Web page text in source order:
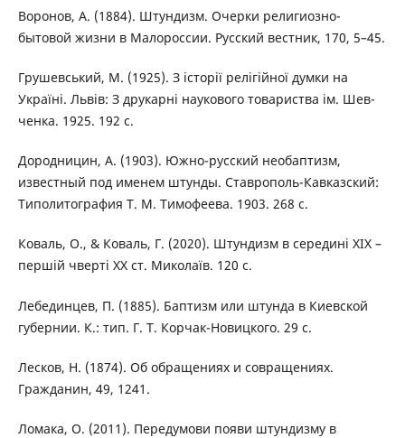
Воронов, А. (1884). Штундизм. Очерки религиозно-
бытовой жизни в Малороссии. Русский вестник, 170, 5–45.
Грушевський, М. (1925). З історії релігійної думки на
Україні. Львів: З друкарні наукового товариства ім. Шев-
ченка. 1925. 192 с.
Дородницин, А. (1903). Южно-русский необаптизм,
известный под именем штунды. Ставрополь-Кавказский:
Типолитография Т. М. Тимофеева. 1903. 268 с.
Коваль, О., & Коваль, Г. (2020). Штундизм в середині ХІХ –
першій чверті ХХ ст. Миколаїв. 120 с.
Лебединцев, П. (1885). Баптизм или штунда в Киевской
губернии. К.: тип. Г. Т. Корчак-Новицкого. 29 с.
Лесков, Н. (1874). Об обращениях и совращениях.
Гражданин, 49, 1241.
Ломака, О. (2011). Передумови появи штундизму в